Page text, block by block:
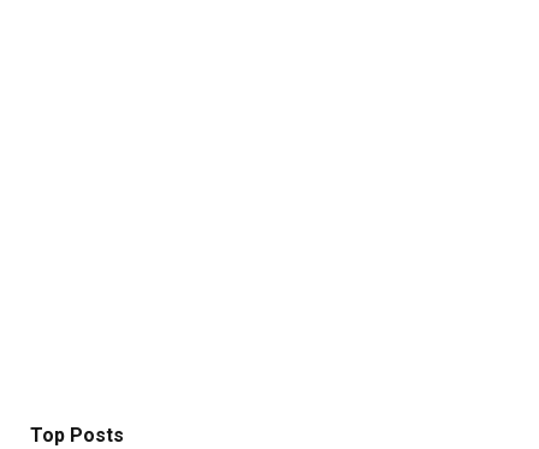
Top Posts